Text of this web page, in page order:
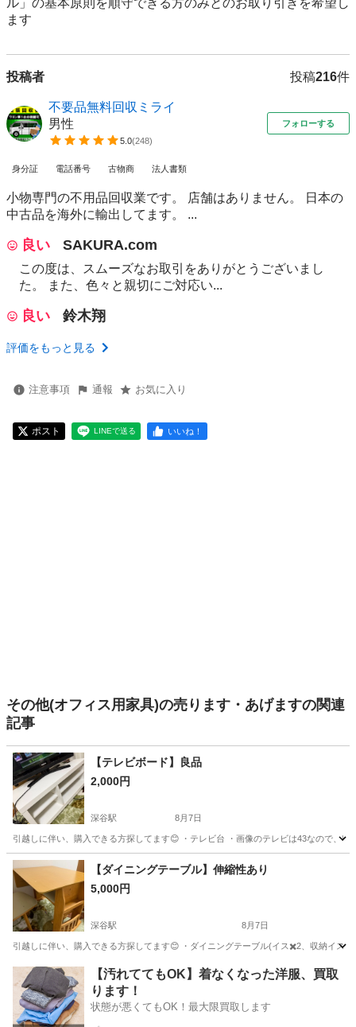
ル」の基本原則を順守できる方のみとのお取り引きを希望し
ます
投稿者 投稿216件
不要品無料回収ミライ
男性
5.0(248)
フォローする
身分証 電話番号 古物商 法人書類
小物専門の不用品回収業です。 店舗はありません。 日本の
中古品を海外に輸出してます。 ...
良い SAKURA.com
この度は、スムーズなお取引をありがとうございまし
た。 また、色々と親切にご対応い...
良い 鈴木翔
評価をもっと見る
注意事項 通報 お気に入り
ポスト LINEで送る いいね！
その他(オフィス用家具)の売ります・あげますの関連
記事
【テレビボード】良品
2,000円
深谷駅 8月7日
引越しに伴い、購入できる方探してます😊 ・テレビ台 ・画像のテレビは43なので、
埼玉 深谷市 深谷駅 収納家具 良品
【ダイニングテーブル】伸縮性あり
5,000円
深谷駅 8月7日
引越しに伴い、購入できる方探してます😊 ・ダイニングテーブル(イス✖️2、収納イス
埼玉 深谷市 深谷駅 テーブル
【汚れててもOK】着なくなった洋服、買取
ります！
状態が悪くてもOK！最大限買取します